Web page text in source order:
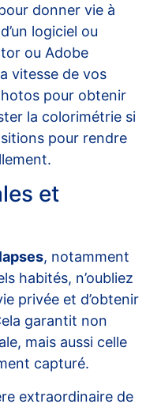
donner vie à
logiciel ou
ou Adobe
vitesse de vos
pour obtenir
la colorimétrie si
pour rendre
et
, notamment
habités, n’oubliez
privée et d’obtenir
garantit non
mais aussi celle
capturé.
extraordinaire de